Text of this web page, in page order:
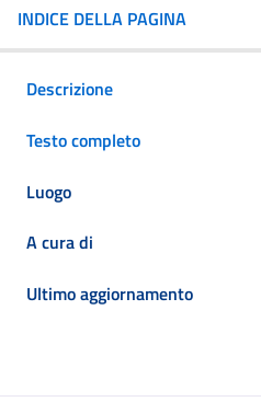
INDICE DELLA PAGINA
Descrizione
Testo completo
Luogo
A cura di
Ultimo aggiornamento